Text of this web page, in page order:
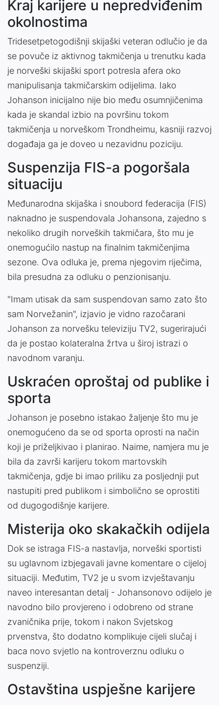
Kraj karijere u nepredviđenim
okolnostima
Tridesetpetogodišnji skijaški veteran odlučio je da
se povuče iz aktivnog takmičenja u trenutku kada
je norveški skijaški sport potresla afera oko
manipulisanja takmičarskim odijelima. Iako
Johanson inicijalno nije bio među osumnjičenima
kada je skandal izbio na površinu tokom
takmičenja u norveškom Trondheimu, kasniji razvoj
događaja ga je doveo u nezavidnu poziciju.
Suspenzija FIS-a pogoršala
situaciju
Međunarodna skijaška i snoubord federacija (FIS)
naknadno je suspendovala Johansona, zajedno s
nekoliko drugih norveških takmičara, što mu je
onemogućilo nastup na finalnim takmičenjima
sezone. Ova odluka je, prema njegovim riječima,
bila presudna za odluku o penzionisanju.
"Imam utisak da sam suspendovan samo zato što
sam Norvežanin", izjavio je vidno razočarani
Johanson za norvešku televiziju TV2, sugerirajući
da je postao kolateralna žrtva u široj istrazi o
navodnom varanju.
Uskraćen oproštaj od publike i
sporta
Johanson je posebno istakao žaljenje što mu je
onemogućeno da se od sporta oprosti na način
koji je priželjkivao i planirao. Naime, namjera mu je
bila da završi karijeru tokom martovskih
takmičenja, gdje bi imao priliku za posljednji put
nastupiti pred publikom i simbolično se oprostiti
od dugogodišnje karijere.
Misterija oko skakačkih odijela
Dok se istraga FIS-a nastavlja, norveški sportisti
su uglavnom izbjegavali javne komentare o cijeloj
situaciji. Međutim, TV2 je u svom izvještavanju
naveo interesantan detalj - Johansonovo odijelo je
navodno bilo provjereno i odobreno od strane
zvaničnika prije, tokom i nakon Svjetskog
prvenstva, što dodatno komplikuje cijeli slučaj i
baca novo svjetlo na kontroverznu odluku o
suspenziji.
Ostavština uspješne karijere